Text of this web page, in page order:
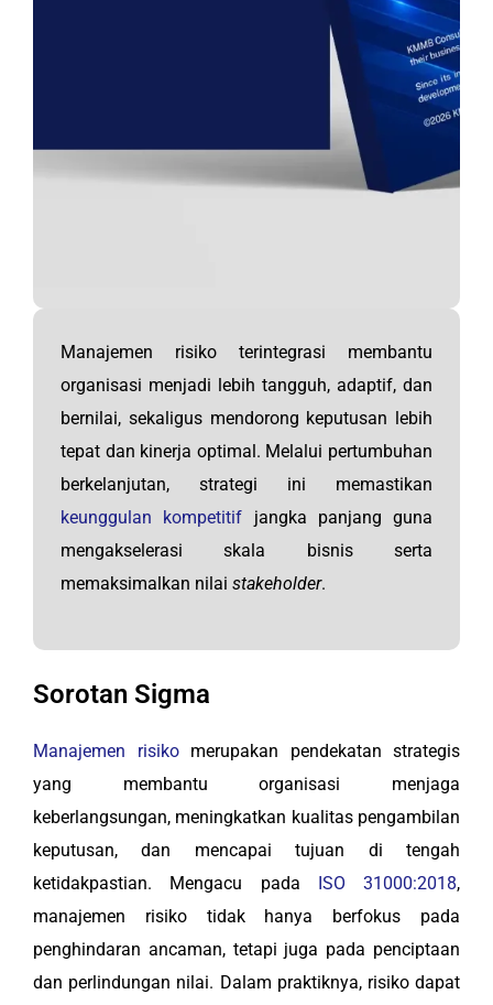
Manajemen risiko terintegrasi membantu
organisasi menjadi lebih tangguh, adaptif, dan
bernilai, sekaligus mendorong keputusan lebih
tepat dan kinerja optimal. Melalui pertumbuhan
berkelanjutan, strategi ini memastikan
keunggulan kompetitif jangka panjang guna
mengakselerasi skala bisnis serta
memaksimalkan nilai stakeholder.
Sorotan Sigma
Manajemen risikomerupakan pendekatan strategis
yang membantu organisasi menjaga
keberlangsungan, meningkatkan kualitas pengambilan
keputusan, dan mencapai tujuan di tengah
ketidakpastian. Mengacu pada
ISO 31000:2018,
manajemen risiko tidak hanya berfokus pada
penghindaran ancaman, tetapi juga pada penciptaan
dan perlindungan nilai. Dalam praktiknya, risiko dapat